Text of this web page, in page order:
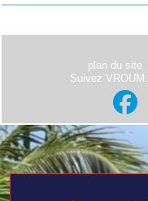
plan du site
Suivez